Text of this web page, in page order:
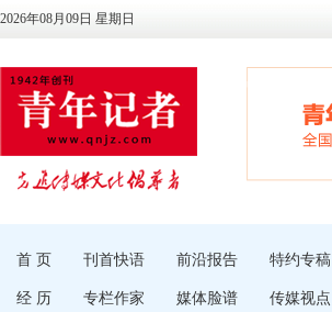
2026年08月09日 星期日
首 页 刊首快语 前沿报告 特约专稿
经 历 专栏作家 媒体脸谱 传媒视点